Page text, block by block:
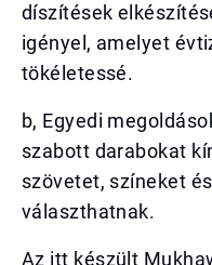
díszítések
igényel, amelyet
tökéletessé.
b, Egyedi
szabott darabokat
szövetet, színeket
választhatnak.
Az itt készült